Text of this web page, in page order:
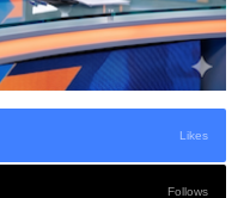
Likes
Follows